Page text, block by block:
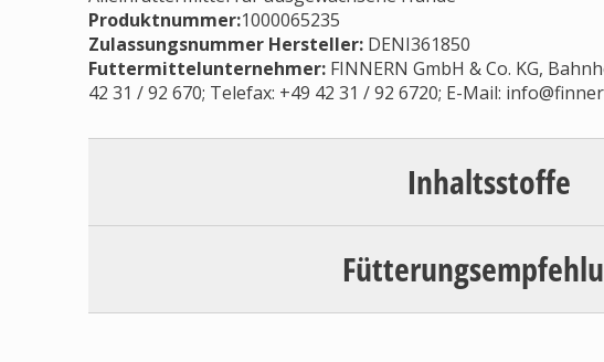
Produktnummer:1000065235
Zulassungsnummer Hersteller: DENI361850
Futtermittelunternehmer: FINNERN GmbH & Co. KG,
42 31 / 92 670; Telefax: +49 42 31 / 92 6720; E-Mail:
Inhaltsstoffe